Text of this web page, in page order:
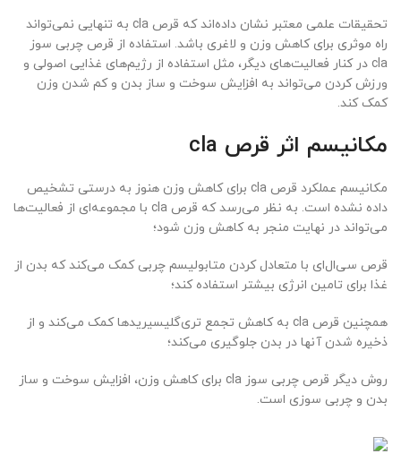
تحقیقات علمی معتبر نشان داده‌اند که قرص cla به تنهایی نمی‌تواند
راه موثری برای کاهش وزن و لاغری باشد. استفاده از قرص چربی سوز
cla در کنار فعالیت‌های دیگر، مثل استفاده از رژیم‌های غذایی اصولی و
ورزش کردن می‌تواند به افزایش سوخت و ساز بدن و کم شدن وزن
کمک کند.
مکانیسم اثر قرص cla
مکانیسم عملکرد قرص cla برای کاهش وزن هنوز به درستی تشخیص
داده نشده است. به نظر می‌رسد که قرص cla با مجموعه‌ای از فعالیت‌ها
می‌تواند در نهایت منجر به کاهش وزن شود؛
قرص سی‌ال‌ای با متعادل کردن متابولیسم چربی کمک می‌کند که بدن از
غذا برای تامین انرژی بیشتر استفاده کند؛
همچنین قرص cla به کاهش تجمع تری‌گلیسیریدها کمک می‌کند و از
ذخیره شدن آنها در بدن جلوگیری می‌کند؛
روش دیگر قرص چربی سوز cla برای کاهش وزن، افزایش سوخت و ساز
بدن و چربی سوزی است.